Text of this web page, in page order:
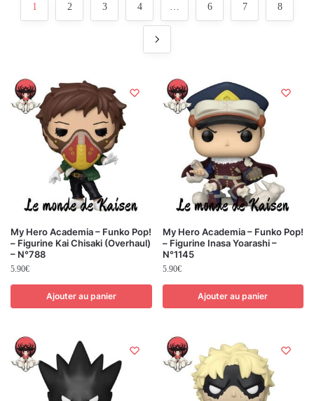
1 2 3 4 6 7 8
My Hero Academia – Funko Pop!
– Figurine Kai Chisaki (Overhaul)
– N°788
5.90€
Ajouter au panier
My Hero Academia – Funko Pop!
– Figurine Inasa Yoarashi –
N°1145
5.90€
Ajouter au panier